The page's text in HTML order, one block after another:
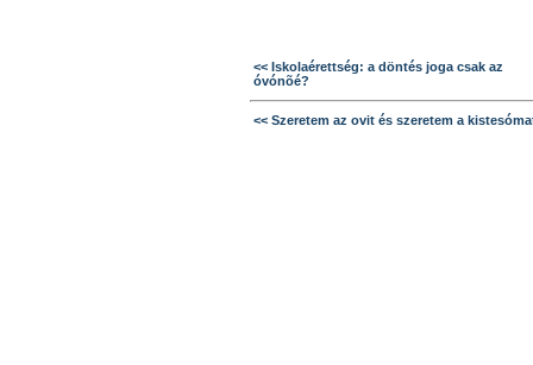
<< Iskolaérettség: a döntés joga csak az
óvónõé?
<< Szeretem az ovit és szeretem a